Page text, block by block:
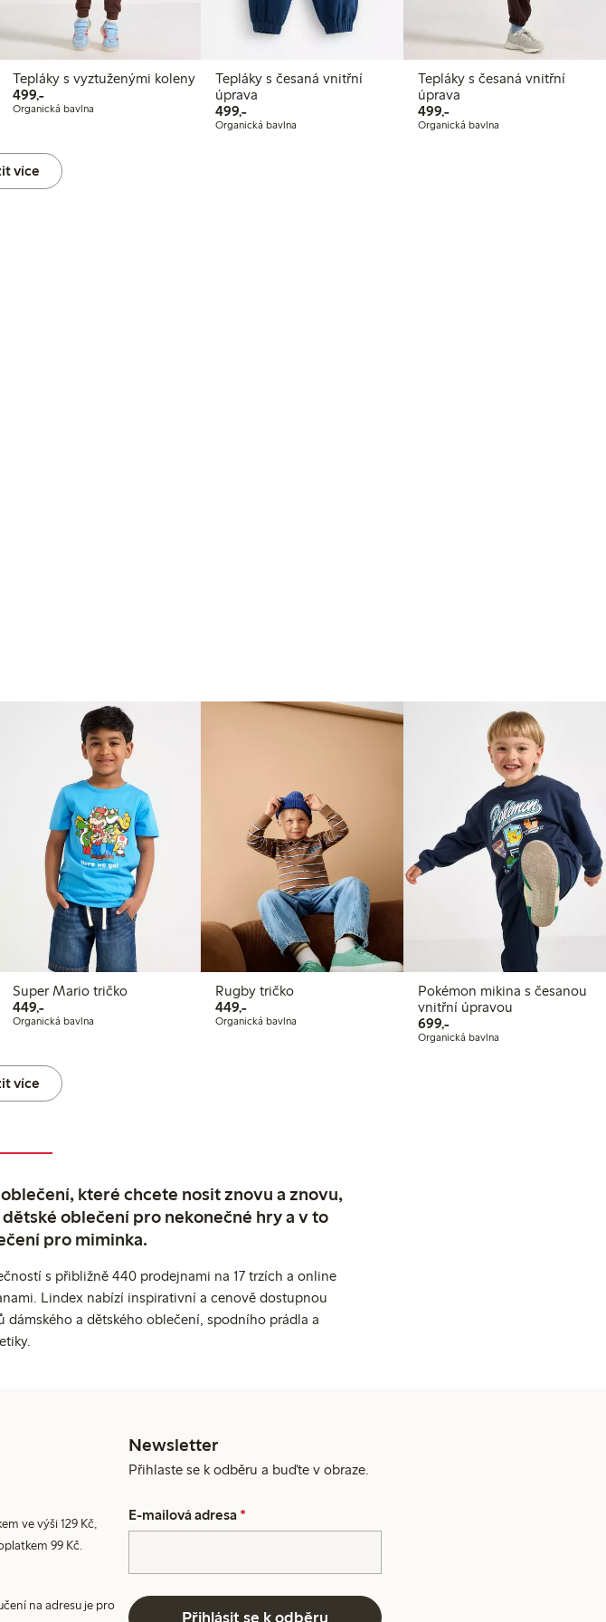
Tepláky s vyztuženými koleny
499,-499,00 Kč
Organická bavlna
Tepláky s česaná vnitřní
úprava
499,-499,00 Kč
Organická bavlna
Tepláky s česaná vnitřní
úprava
499,-499,00 Kč
Organická bavlna
více
Super Mario tričko
449,-449,00 Kč
Organická bavlna
Rugby tričko
449,-449,00 Kč
Organická bavlna
Pokémon mikina s česanou
vnitřní úpravou
699,-699,00 Kč
Organická bavlna
více
které chcete nosit znovu a znovu,
oblečení pro nekonečné hry a v to
pro miminka.
s přibližně 440 prodejnami na 17 trzích a online
Lindex nabízí inspirativní a cenově dostupnou
a dětského oblečení, spodního prádla a
ve výši 129 Kč,
99 Kč.
na adresu je pro
Newsletter
Přihlaste se k odběru a buďte v obraze.
E-mailová adresa *
Přihlásit se k odběru